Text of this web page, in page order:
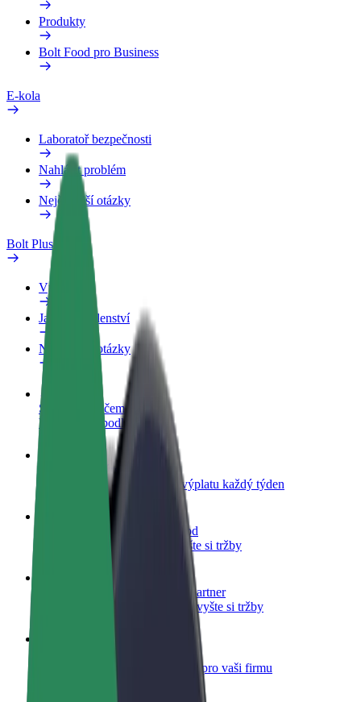
Produkty
Bolt Food pro Business
E-kola
Laboratoř bezpečnosti
Nahlásit problém
Nejčastější otázky
Bolt Plus
Výhody
Jak získat členství
Nejčastější otázky
Staňte se řidičem
Vydělávejte podle sebe
Staňte se kurýrem
Doručujte jídlo a dostávejte výplatu každý týden
Přidejte restauraci nebo obchod
Oslovte více zákazníků a zvyšte si tržby
Zaregistrujte se jako flotilový partner
Přidejte svou flotilu k Boltu a zvyšte si tržby
Produkty a služby Boltu přesně pro vaši firmu